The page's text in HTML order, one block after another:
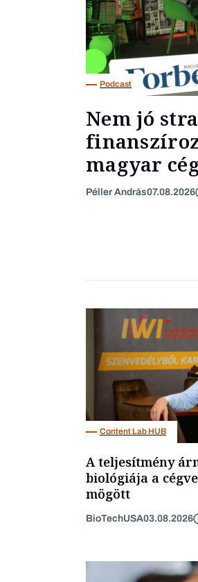
Podcast
Nem jó
magyar
Péller András07.08.2026
Content Lab HUB
A teljesítmény
biológiája a
mögött
BioTechUSA03.08.2026